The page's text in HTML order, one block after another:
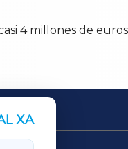
4 millones de
XA